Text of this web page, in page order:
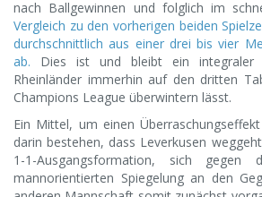
nach Ballgewinnen und folglich im
Vergleich zu den vorherigen beiden
durchschnittlich aus einer drei bis vier
ab. Dies ist und bleibt ein integraler
Rheinländer immerhin auf den dritten
Champions League überwintern lässt.
Ein Mittel, um einen
darin bestehen, dass Leverkusen
1-1-Ausgangsformation, sich
mannorientierten Spiegelung an den